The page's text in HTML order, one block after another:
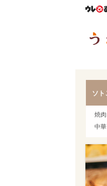
ソト
焼肉
中華